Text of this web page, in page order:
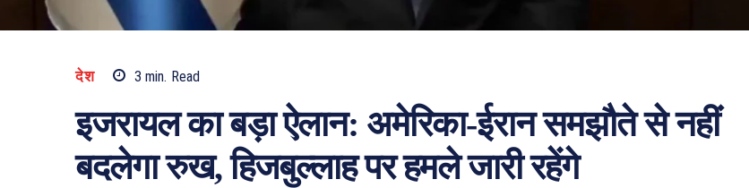
देश 3 min. Read
इजरायल का बड़ा ऐलान: अमेरिका-ईरान समझौते से नहीं
बदलेगा रुख, हिजबुल्लाह पर हमले जारी रहेंगे